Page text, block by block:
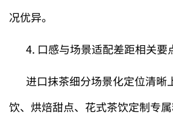
况优异。
4. 口感与场景适配差距相关要
进口抹茶细分场景化定位清晰
饮、烘焙甜点、花式茶饮定制专